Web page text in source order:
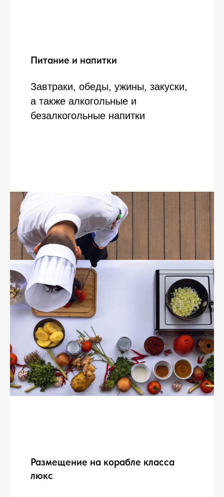
Питание и напитки
Завтраки, обеды, ужины, закуски,
а также алкогольные и
безалкогольные напитки
Размещение на корабле класса
люкс